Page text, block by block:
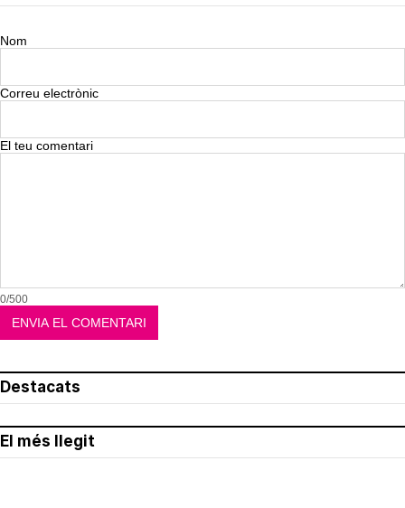
Nom
Correu electrònic
El teu comentari
0/500
Destacats
El més llegit